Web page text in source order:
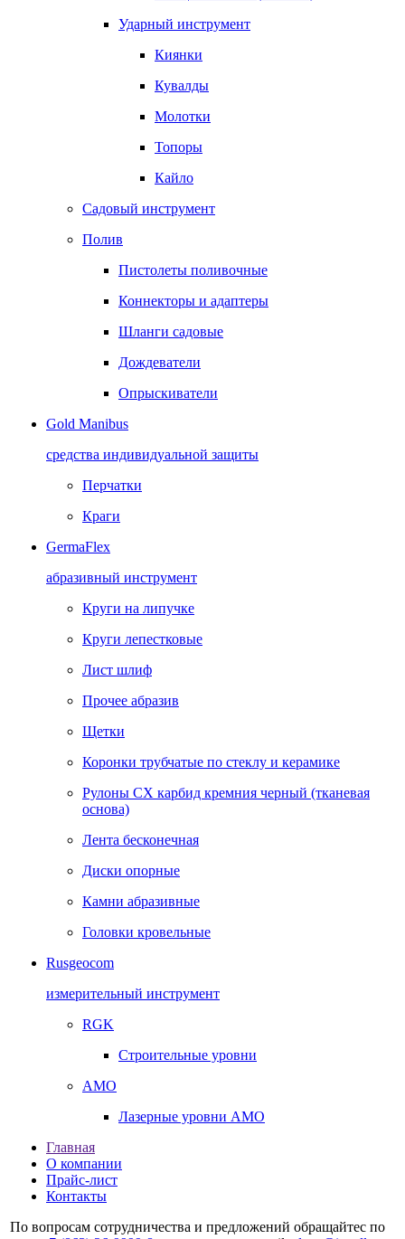
Ударный инструмент
Киянки
Кувалды
Молотки
Топоры
Кайло
Садовый инструмент
Полив
Пистолеты поливочные
Коннекторы и адаптеры
Шланги садовые
Дождеватели
Опрыскиватели
Gold Manibus
средства индивидуальной защиты
Перчатки
Краги
GermaFlex
абразивный инструмент
Круги на липучке
Круги лепестковые
Лист шлиф
Прочее абразив
Щетки
Коронки трубчатые по стеклу и керамике
Рулоны CX карбид кремния черный (тканевая
основа)
Лента бесконечная
Диски опорные
Камни абразивные
Головки кровельные
Rusgeocom
измерительный инструмент
RGK
Строительные уровни
AMO
Лазерные уровни AMO
Главная
О компании
Прайс-лист
Контакты
По вопросам сотрудничества и предложений обращайтес по